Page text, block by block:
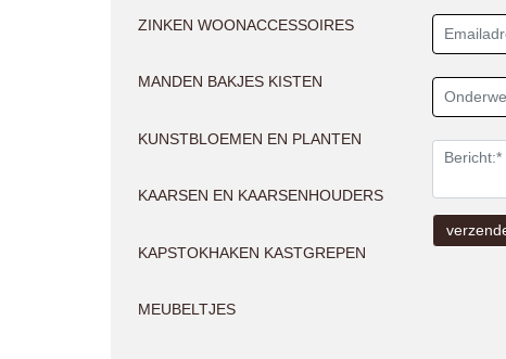
ZINKEN WOONACCESSOIRES
MANDEN BAKJES KISTEN
KUNSTBLOEMEN EN PLANTEN
KAARSEN EN KAARSENHOUDERS
KAPSTOKHAKEN KASTGREPEN
MEUBELTJES